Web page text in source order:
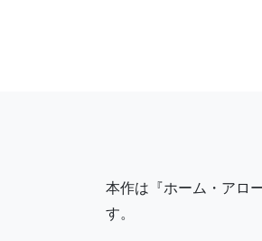
本作は『ホーム・アロ
す。